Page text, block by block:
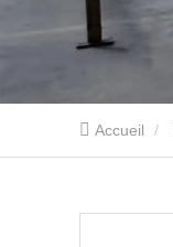
Accueil